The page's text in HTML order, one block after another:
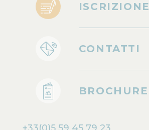
ISCRIZIONE
CONTATTI
BROCHURE